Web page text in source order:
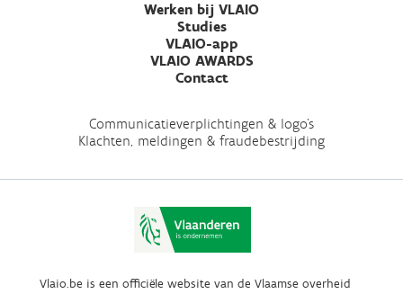
Werken bij VLAIO
Studies
VLAIO-app
VLAIO AWARDS
Contact
Communicatieverplichtingen & logo's
Klachten, meldingen & fraudebestrijding
Vlaio.be is een officiële website van de Vlaamse overheid